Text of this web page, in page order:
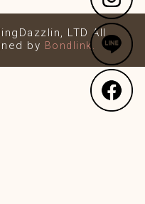
LTD All
by Bondlink.